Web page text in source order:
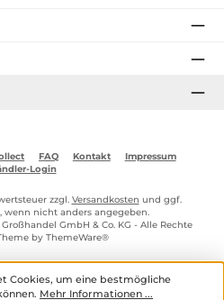
FAQ Kontakt
Impressum
Login
zzgl. Versandkosten und ggf.
wenn nicht anders angegeben.
GmbH & Co. KG - Alle Rechte
by ThemeWare®
Cookies, um eine bestmögliche
Mehr Informationen ...